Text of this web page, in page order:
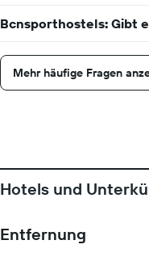
Bcnsporthostels: Gibt
Mehr häufige Fragen
Hotels und
Entfernung